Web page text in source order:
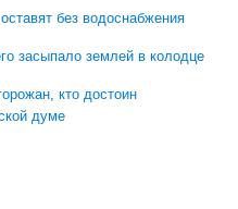
без водоснабжения
засыпало землей в колодце
кто достоин
думе